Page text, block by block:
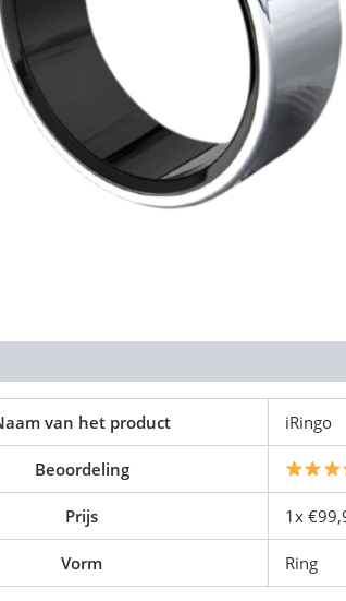
van het product iRingo
Beoordeling
Prijs 1x
Vorm Ring